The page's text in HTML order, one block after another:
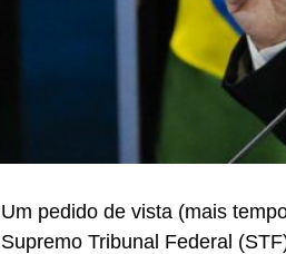
Um pedido de vista (mais
Supremo Tribunal Federal